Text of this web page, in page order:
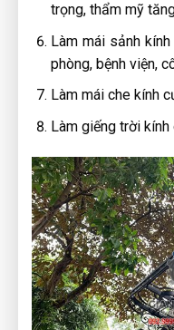
trọng, thẩm mỹ
Làm mái sảnh
phòng, bệnh viện,
Làm mái che kính
Làm giếng trời